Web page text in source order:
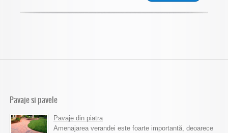
Pavaje si pavele
Pavaje din piatra
Amenajarea verandei este foarte importantă, deoarece